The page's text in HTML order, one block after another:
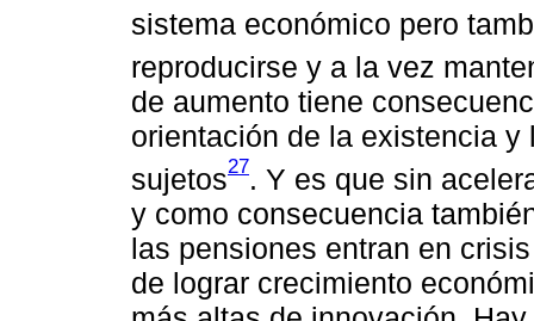
sistema económico pero
reproducirse y a la vez
de aumento tiene
orientación de la existencia
sujetos27. Y es que sin
y como consecuencia
las pensiones entran en
de lograr crecimiento